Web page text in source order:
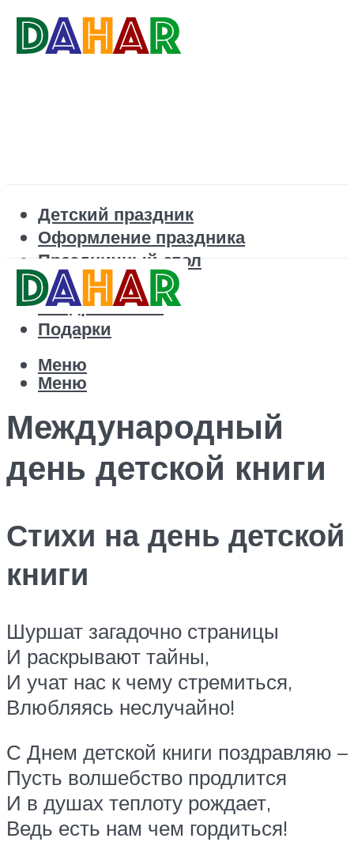
Детский праздник
Оформление праздника
Праздничный стол
Корпоратив
Поздравления
Подарки
Меню
Меню
Международный
день детской книги
Стихи на день детской
книги
Шуршат загадочно страницы
И раскрывают тайны,
И учат нас к чему стремиться,
Влюбляясь неслучайно!
С Днем детской книги поздравляю –
Пусть волшебство продлится
И в душах теплоту рождает,
Ведь есть нам чем гордиться!